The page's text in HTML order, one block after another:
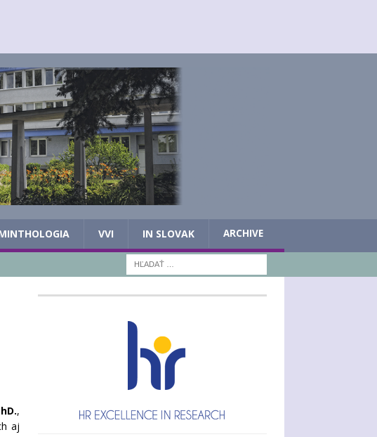
VVI IN SLOVAK ARCHIVE
,
aj